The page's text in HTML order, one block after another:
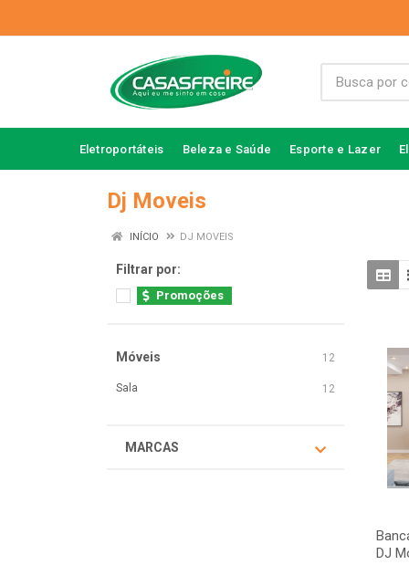
Eletroportáteis Beleza e Saúde Esporte e Lazer
Dj Moveis
INÍCIO DJ MOVEIS
Filtrar por:
Promoções
Móveis 12
Sala 12
MARCAS
DJ